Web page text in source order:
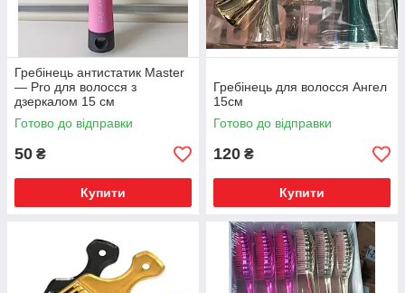
Гребінець антистатик Master
— Pro для волосся з
дзеркалом 15 см
Готово до відправки
50 ₴
Купити
Гребінець для волосся Ангел
15см
Готово до відправки
120 ₴
Купити